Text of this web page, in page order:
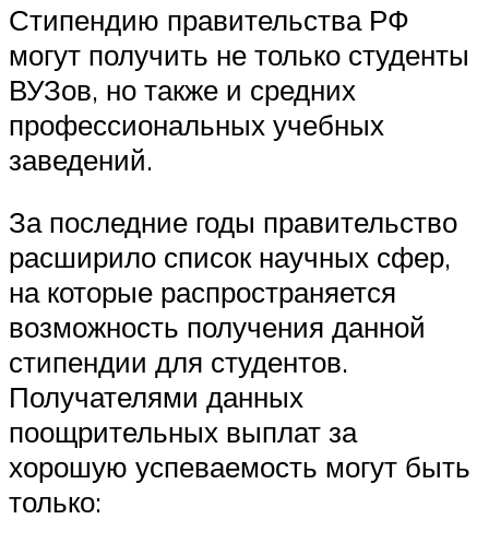
Стипендию правительства РФ
могут получить не только студенты
ВУЗов, но также и средних
профессиональных учебных
заведений.
За последние годы правительство
расширило список научных сфер,
на которые распространяется
возможность получения данной
стипендии для студентов.
Получателями данных
поощрительных выплат за
хорошую успеваемость могут быть
только: